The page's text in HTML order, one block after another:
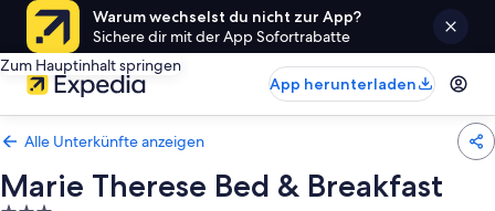
Warum wechselst du nicht zur App?
Sichere dir mit der App Sofortrabatte
Zum Hauptinhalt springen
App herunterladen
Alle Unterkünfte anzeigen
Marie Therese Bed & Breakfast